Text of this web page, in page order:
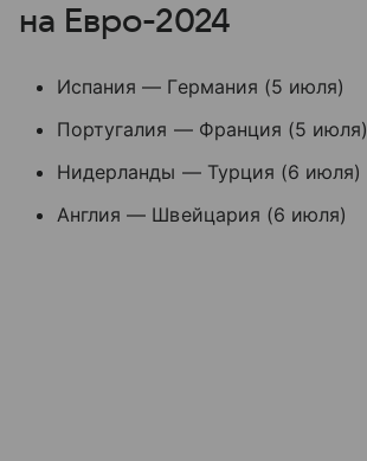
на Евро-2024
Испания — Германия (5 июля)
Португалия — Франция (5 июля)
Нидерланды — Турция (6 июля)
Англия — Швейцария (6 июля)